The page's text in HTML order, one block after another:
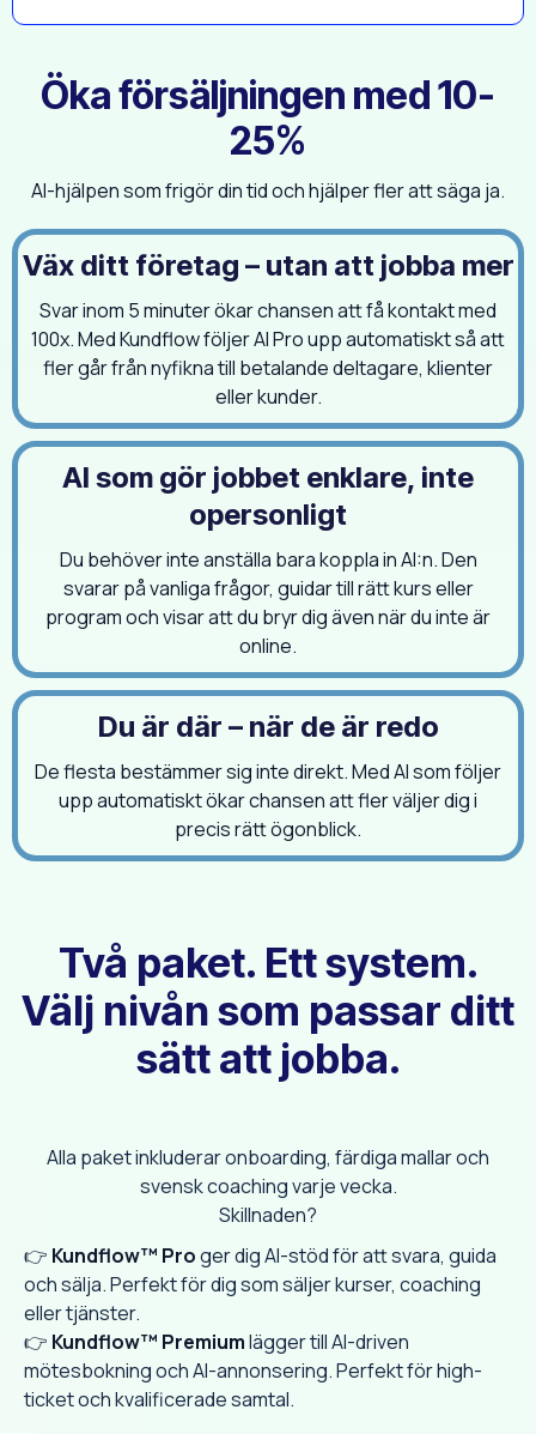
Öka försäljningen med 10-
25%
AI-hjälpen som frigör din tid och hjälper fler att säga ja.
Väx ditt företag – utan att jobba mer
Svar inom 5 minuter ökar chansen att få kontakt med
100x. Med Kundflow följer AI Pro upp automatiskt så att
fler går från nyfikna till betalande deltagare, klienter
eller kunder.
AI som gör jobbet enklare, inte
opersonligt
Du behöver inte anställa bara koppla in AI:n. Den
svarar på vanliga frågor, guidar till rätt kurs eller
program och visar att du bryr dig även när du inte är
online.
Du är där – när de är redo
De flesta bestämmer sig inte direkt. Med AI som följer
upp automatiskt ökar chansen att fler väljer dig i
precis rätt ögonblick.
Två paket. Ett system.
Välj nivån som passar ditt
sätt att jobba.
Alla paket inkluderar onboarding, färdiga mallar och
svensk coaching varje vecka.
Skillnaden?
👉 Kundflow™ Proger dig AI-stöd för att svara, guida
och sälja. Perfekt för dig som säljer kurser, coaching
eller tjänster.
👉 Kundflow™ Premiumlägger till AI-driven
mötesbokning och AI-annonsering. Perfekt för high-
ticket och kvalificerade samtal.